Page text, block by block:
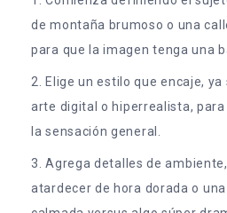
de montaña brumoso o una
para que la imagen tenga una
Elige un estilo que encaje,
arte digital o hiperrealista,
la sensación general.
Agrega detalles de
atardecer de hora dorada o